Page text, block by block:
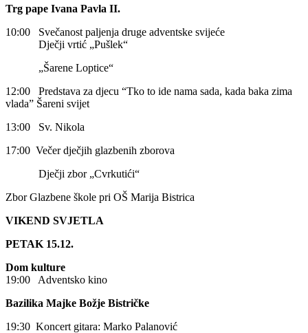
Trg pape Ivana Pavla II.
10:00 Svečanost paljenja druge adventske svijeće
Dječji vrtić „Pušlek“
„Šarene Loptice“
12:00 Predstava za djecu “Tko to ide nama sada, kada baka zima
vlada” Šareni svijet
13:00 Sv. Nikola
17:00 Večer dječjih glazbenih zborova
Dječji zbor „Cvrkutići“
Zbor Glazbene škole pri OŠ Marija Bistrica
VIKEND SVJETLA
PETAK 15.12.
Dom kulture
19:00 Adventsko kino
Bazilika Majke Božje Bistričke
19:30 Koncert gitara: Marko Palanović